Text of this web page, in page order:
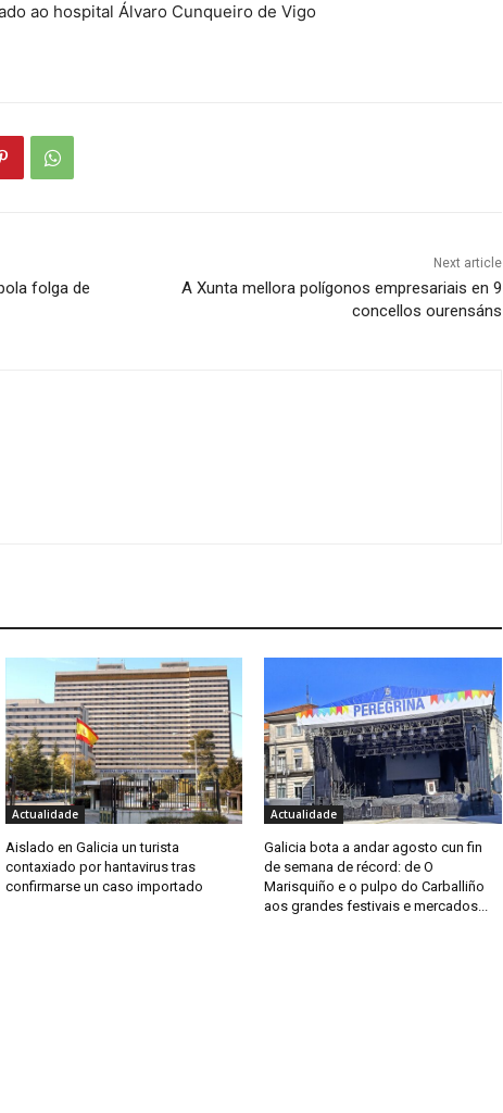
ao hospital Álvaro Cunqueiro de Vigo
folga de
Next article
A Xunta mellora polígonos empresariais en 9
concellos ourensáns
Actualidade
Aislado en Galicia un turista
contaxiado por hantavirus tras
confirmarse un caso importado
Actualidade
Galicia bota a andar agosto cun fin
de semana de récord: de O
Marisquiño e o pulpo do Carballiño
aos grandes festivais e mercados...